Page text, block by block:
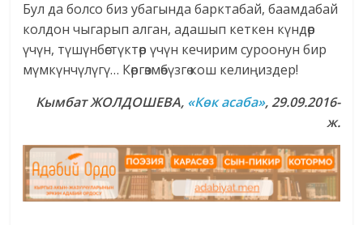
Бул да болсо биз убагында барктабай, баамдабай
колдон чыгарып алган, адашып кеткен күндөр
үчүн, түшүнбөстүктөр үчүн кечирим суроонун бир
мүмкүнчүлүгү… Көргөзмөбүзгө кош келиңиздер!
Кымбат ЖОЛДОШЕВА, «Көк асаба», 29.09.2016-
ж.